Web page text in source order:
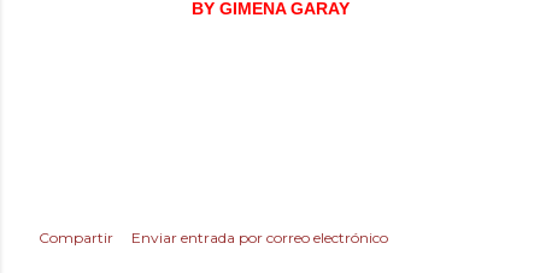
BY GIMENA GARAY
Compartir Enviar entrada por correo electrónico